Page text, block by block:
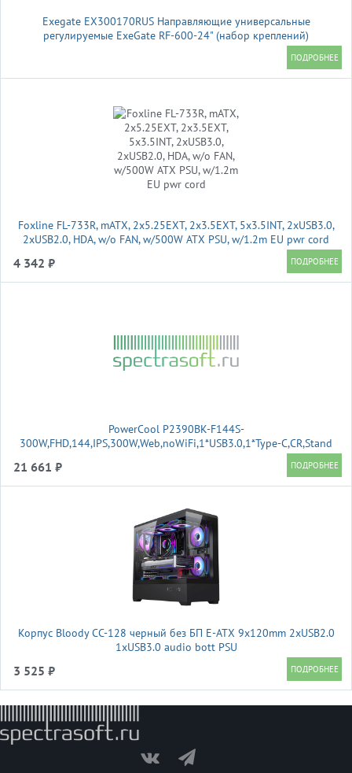
Exegate EX300170RUS Направляющие универсальные
регулируемые ExeGate RF-600-24" (набор креплений)
(продольные , высота 43 мм, длина в сложенном/раздвинутом
Foxline FL-733R, mATX, 2x5.25EXT, 2x3.5EXT, 5x3.5INT, 2xUSB3.0,
2xUSB2.0, HDA, w/o FAN, w/500W ATX PSU, w/1.2m EU pwr cord
4 342 ₽
PowerCool P2390BK-F144S-
300W,FHD,144,IPS,300W,Web,noWiFi,1*USB3.0,1*Type-C,CR,Stand
21 661 ₽
Корпус Bloody CC-128 черный без БП E-ATX 9x120mm 2xUSB2.0
1xUSB3.0 audio bott PSU
3 525 ₽